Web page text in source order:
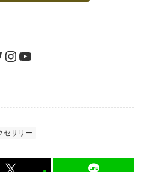
承認 / 入金
します。買取金額にご納
インスタグラムユーチューブ
セサリー